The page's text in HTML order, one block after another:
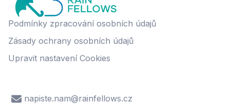
Podmínky zpracování osobních údajů
Zásady ochrany osobních údajů
Upravit nastavení Cookies
napiste.nam@rainfellows.cz